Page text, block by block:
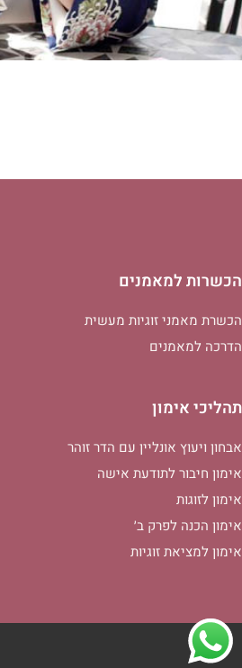
הכשרות למאמנים
הכשרת מאמני זוגיות מעשית
הדרכה למאמנים
תהליכי אימון
אבחון ויעוץ אונליין עם הדר זוהר
אימון חיבור לתודעת אישה
אימון לזוגות
אימון הכנה לפרק ב׳
אימון למציאת זוגיות